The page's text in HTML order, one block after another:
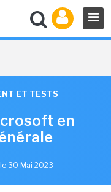
ET TESTS
en
30 Mai 2023